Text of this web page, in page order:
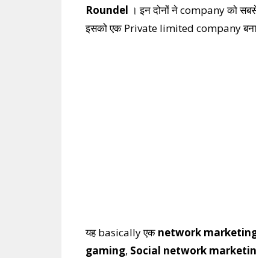
Roundel । इन दोनों ने company को
इसको एक Private limited company
यह basically एक network
gaming, Social network